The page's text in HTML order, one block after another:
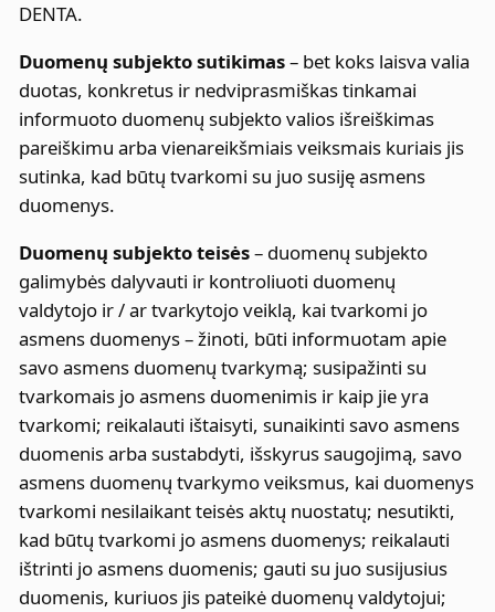
DENTA.
Duomenų subjekto sutikimas– bet koks laisva valia
duotas, konkretus ir nedviprasmiškas tinkamai
informuoto duomenų subjekto valios išreiškimas
pareiškimu arba vienareikšmiais veiksmais kuriais jis
sutinka, kad būtų tvarkomi su juo susiję asmens
duomenys.
Duomenų subjekto teisės– duomenų subjekto
galimybės dalyvauti ir kontroliuoti duomenų
valdytojo ir / ar tvarkytojo veiklą, kai tvarkomi jo
asmens duomenys – žinoti, būti informuotam apie
savo asmens duomenų tvarkymą; susipažinti su
tvarkomais jo asmens duomenimis ir kaip jie yra
tvarkomi; reikalauti ištaisyti, sunaikinti savo asmens
duomenis arba sustabdyti, išskyrus saugojimą, savo
asmens duomenų tvarkymo veiksmus, kai duomenys
tvarkomi nesilaikant teisės aktų nuostatų; nesutikti,
kad būtų tvarkomi jo asmens duomenys; reikalauti
ištrinti jo asmens duomenis; gauti su juo susijusius
duomenis, kuriuos jis pateikė duomenų valdytojui;